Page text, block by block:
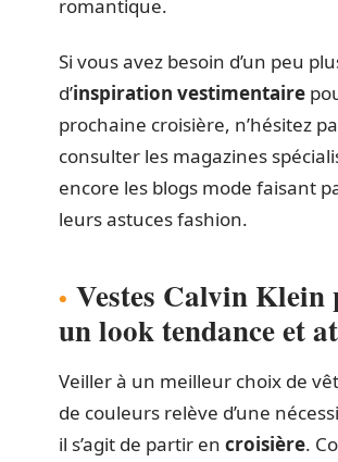
romantique.
Si vous avez besoin d’un peu
d’inspiration vestimentaire
prochaine croisière, n’hésitez
consulter les magazines
encore les blogs mode faisant
leurs astuces fashion.
Vestes Calvin Klein
un look tendance et
Veiller à un meilleur choix de
de couleurs relève d’une
il s’agit de partir en croisière.